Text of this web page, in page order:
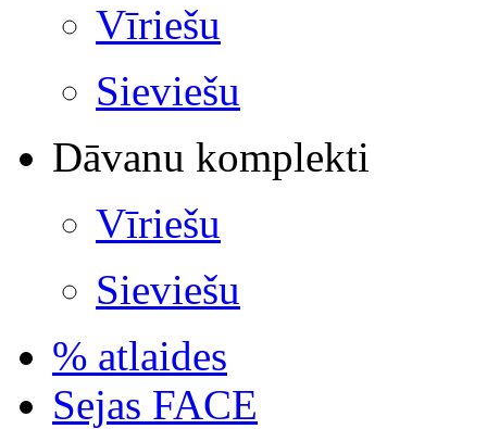
Vīriešu
Sieviešu
Dāvanu komplekti
Vīriešu
Sieviešu
% atlaides
Sejas FACE